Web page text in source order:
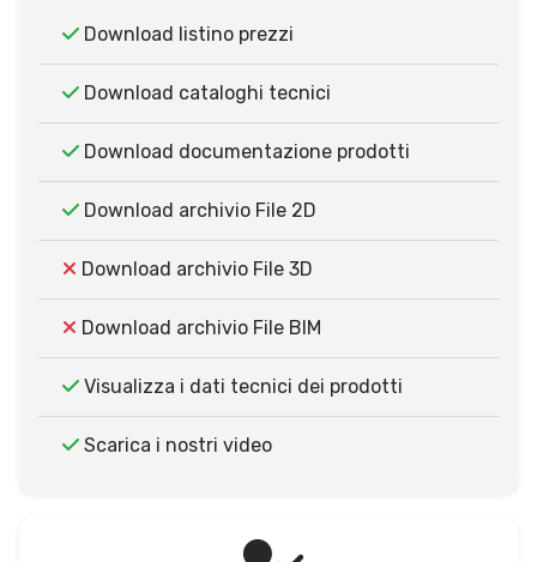
Download listino prezzi
Download cataloghi tecnici
Download documentazione prodotti
Download archivio File 2D
Download archivio File 3D
Download archivio File BIM
Visualizza i dati tecnici dei prodotti
Scarica i nostri video